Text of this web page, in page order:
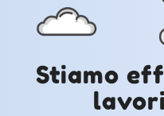
Stiamo